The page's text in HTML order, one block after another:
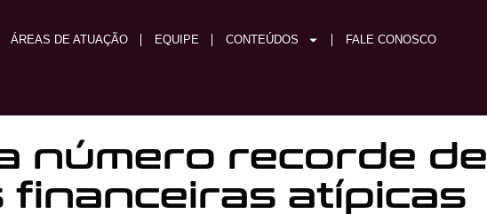
ÁREAS DE ATUAÇÃO EQUIPE CONTEÚDOS FALE CONOSCO
número recorde de
atípicas